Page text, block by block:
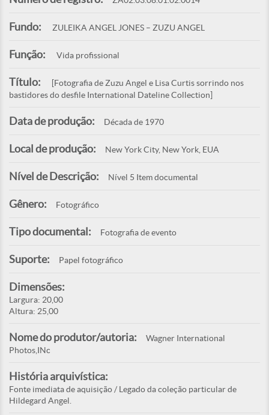
Fundo: ZULEIKA ANGEL JONES – ZUZU ANGEL
Função: Vida profissional
Título:
[Fotografia de Zuzu Angel e Lisa Curtis sorrindo nos
bastidores do desfile International Dateline Collection]
Data de produção: Década de 1970
Local de produção: New York City, New York, EUA
Nível de Descrição: Nível 5 Item documental
Gênero: Fotográfico
Tipo documental: Fotografia de evento
Suporte: Papel fotográfico
Dimensões:
Largura: 20,00
Altura: 25,00
Nome do produtor/autoria:
Wagner International
Photos,INc
História arquivística:
Fonte imediata de aquisição / Legado da coleção particular de
Hildegard Angel.